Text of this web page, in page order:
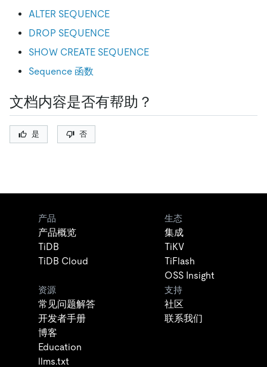
ALTER SEQUENCE
DROP SEQUENCE
SHOW CREATE SEQUENCE
Sequence 函数
文档内容是否有帮助？
是 否
产品
产品概览
TiDB
TiDB Cloud
生态
集成
TiKV
TiFlash
OSS Insight
资源
常见问题解答
开发者手册
博客
Education
llms.txt
支持
社区
联系我们